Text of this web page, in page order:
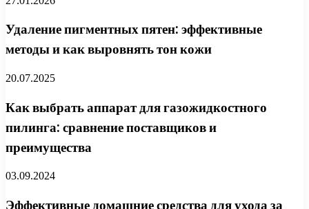
Удаление пигментных пятен: эффективные
методы и как выровнять тон кожи
20.07.2025
Как выбрать аппарат для газожидкостного
пилинга: сравнение поставщиков и
преимущества
03.09.2024
Эффективные домашние средства для ухода за